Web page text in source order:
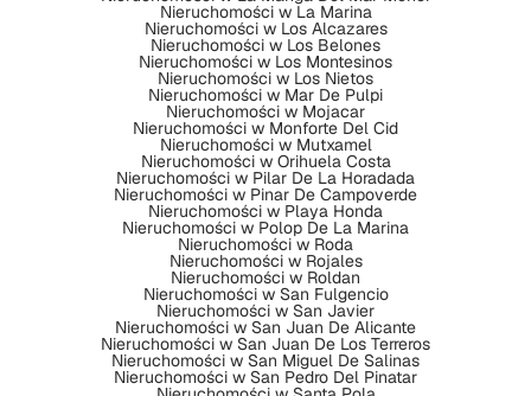
Nieruchomości w La Marina
Nieruchomości w Los Alcazares
Nieruchomości w Los Belones
Nieruchomości w Los Montesinos
Nieruchomości w Los Nietos
Nieruchomości w Mar De Pulpi
Nieruchomości w Mojacar
Nieruchomości w Monforte Del Cid
Nieruchomości w Mutxamel
Nieruchomości w Orihuela Costa
Nieruchomości w Pilar De La Horadada
Nieruchomości w Pinar De Campoverde
Nieruchomości w Playa Honda
Nieruchomości w Polop De La Marina
Nieruchomości w Roda
Nieruchomości w Rojales
Nieruchomości w Roldan
Nieruchomości w San Fulgencio
Nieruchomości w San Javier
Nieruchomości w San Juan De Alicante
Nieruchomości w San Juan De Los Terreros
Nieruchomości w San Miguel De Salinas
Nieruchomości w San Pedro Del Pinatar